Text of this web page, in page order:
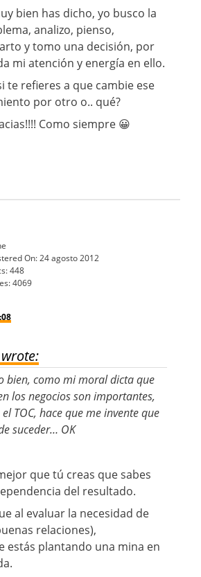
bien has dicho, yo busco la
analizo, pienso,
y tomo una decisión, por
mi atención y energía en ello.
te refieres a que cambie ese
por otro o.. qué?
Como siempre 😀
On:24 agosto 2012
448
4069
bien, como mi moral dicta que
los negocios son importantes,
TOC, hace que me invente que
suceder… OK
que tú creas que sabes
del resultado.
al evaluar la necesidad de
relaciones),
estás plantando una mina en